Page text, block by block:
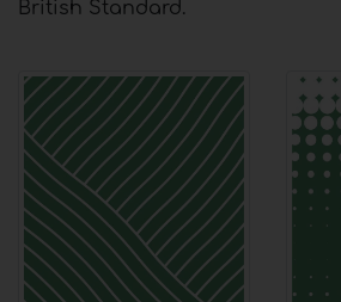
British Standard.